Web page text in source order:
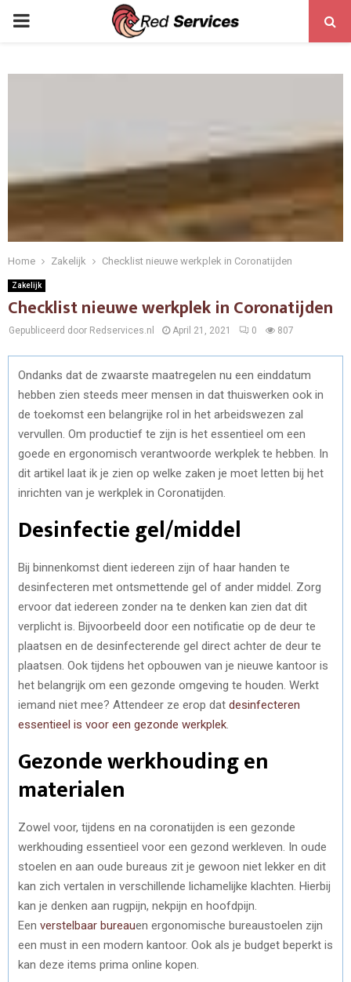
PRIMARY
Home Zakelijk Checklist nieuwe werkplek in Coronatijden
Zakelijk
Checklist nieuwe werkplek in Coronatijden
Gepubliceerd door Redservices.nl April 21, 2021 0 807
Ondanks dat de zwaarste maatregelen nu een einddatum
hebben zien steeds meer mensen in dat thuiswerken ook in
de toekomst een belangrijke rol in het arbeidswezen zal
vervullen. Om productief te zijn is het essentieel om een
goede en ergonomisch verantwoorde werkplek te hebben. In
dit artikel laat ik je zien op welke zaken je moet letten bij het
inrichten van je werkplek in Coronatijden.
Desinfectie gel/middel
Bij binnenkomst dient iedereen zijn of haar handen te
desinfecteren met ontsmettende gel of ander middel. Zorg
ervoor dat iedereen zonder na te denken kan zien dat dit
verplicht is. Bijvoorbeeld door een notificatie op de deur te
plaatsen en de desinfecterende gel direct achter de deur te
plaatsen. Ook tijdens het opbouwen van je nieuwe kantoor is
het belangrijk om een gezonde omgeving te houden. Werkt
iemand niet mee? Attendeer ze erop dat desinfecteren
essentieel is voor een gezonde werkplek
Gezonde werkhouding en
materialen
Zowel voor, tijdens en na coronatijden is een gezonde
werkhouding essentieel voor een gezond werkleven. In oude
stoelen en aan oude bureaus zit je gewoon niet lekker en dit
kan zich vertalen in verschillende lichamelijke klachten. Hierbij
kan je denken aan rugpijn, nekpijn en hoofdpijn.
Een verstelbaar bureauen ergonomische bureaustoelen zijn
een must in een modern kantoor. Ook als je budget beperkt is
kan deze items prima online kopen.